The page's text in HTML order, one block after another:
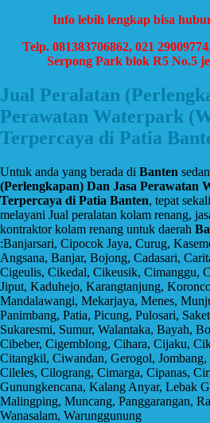
Info lebih lengkap bisa
Telp. 081383706862, 021
Serpong Park blok R5 No.5
Jual Peralatan
Perawatan Waterpark
Terpercaya di Patia
Untuk anda yang berada di Banten
(Perlengkapan) Dan Jasa Perawatan
Terpercaya di Patia Banten, tepat
melayani Jual peralatan kolam renang,
kontraktor kolam renang untuk daerah
:Banjarsari, Cipocok Jaya, Curug,
Angsana, Banjar, Bojong, Cadasari,
Cigeulis, Cikedal, Cikeusik, Cimanggu,
Jiput, Kaduhejo, Karangtanjung,
Mandalawangi, Mekarjaya, Menes,
Panimbang, Patia, Picung, Pulosari,
Sukaresmi, Sumur, Walantaka, Bayah,
Cibeber, Cigemblong, Cihara, Cijaku,
Citangkil, Ciwandan, Gerogol,
Cileles, Cilograng, Cimarga, Cipanas,
Gunungkencana, Kalang Anyar, Lebak
Malingping, Muncang, Panggarangan,
Wanasalam, Warunggunung